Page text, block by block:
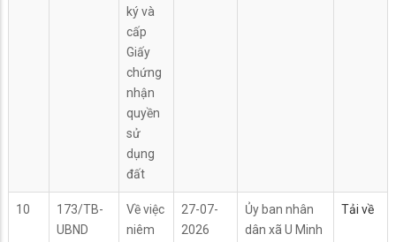
ký và
cấp
Giấy
chứng
nhận
quyền
sử
dụng
đất
10
173/TB-
UBND
Về việc
niêm
27-07-
2026
Ủy ban nhân
dân xã U Minh
Tải về